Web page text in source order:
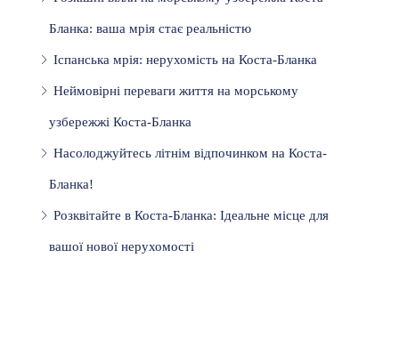
Бланка: ваша мрія стає реальністю
Іспанська мрія: нерухомість на Коста-Бланка
Неймовірні переваги життя на морському
узбережжі Коста-Бланка
Насолоджуйтесь літнім відпочинком на Коста-
Бланка!
Розквітайте в Коста-Бланка: Ідеальне місце для
вашої нової нерухомості